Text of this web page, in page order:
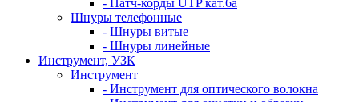
- Патч-корды UTP кат.6а
Шнуры телефонные
- Шнуры витые
- Шнуры линейные
Инструмент, УЗК
Инструмент
- Инструмент для оптического волокна